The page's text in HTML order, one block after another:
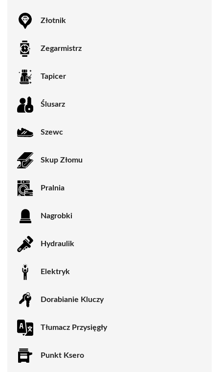
Złotnik
Zegarmistrz
Tapicer
Ślusarz
Szewc
Skup Złomu
Pralnia
Nagrobki
Hydraulik
Elektryk
Dorabianie Kluczy
Tłumacz Przysięgły
Punkt Ksero